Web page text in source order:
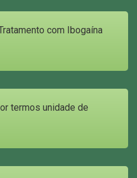
com Ibogaína
termos unidade de